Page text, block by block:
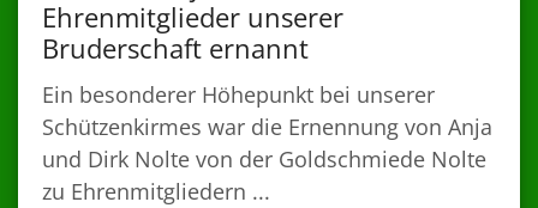
Ehrenmitglieder unserer
Bruderschaft ernannt
Ein besonderer Höhepunkt bei unserer
Schützenkirmes war die Ernennung von Anja
und Dirk Nolte von der Goldschmiede Nolte
zu Ehrenmitgliedern ...